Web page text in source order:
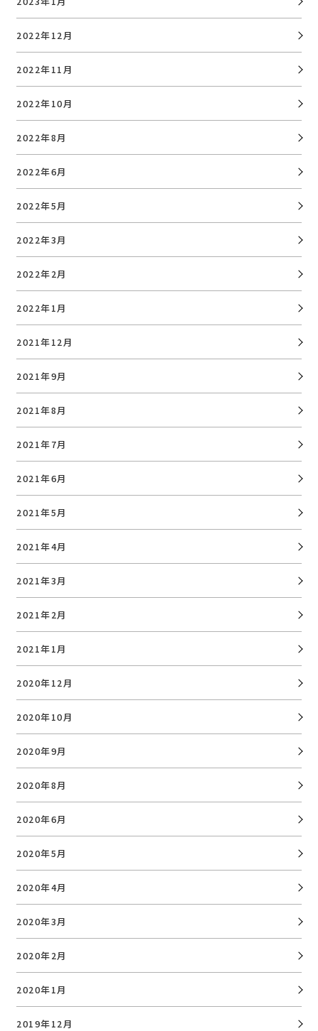
2022年12月
2022年11月
2022年10月
2022年8月
2022年6月
2022年5月
2022年3月
2022年2月
2022年1月
2021年12月
2021年9月
2021年8月
2021年7月
2021年6月
2021年5月
2021年4月
2021年3月
2021年2月
2021年1月
2020年12月
2020年10月
2020年9月
2020年8月
2020年6月
2020年5月
2020年4月
2020年3月
2020年2月
2020年1月
2019年12月